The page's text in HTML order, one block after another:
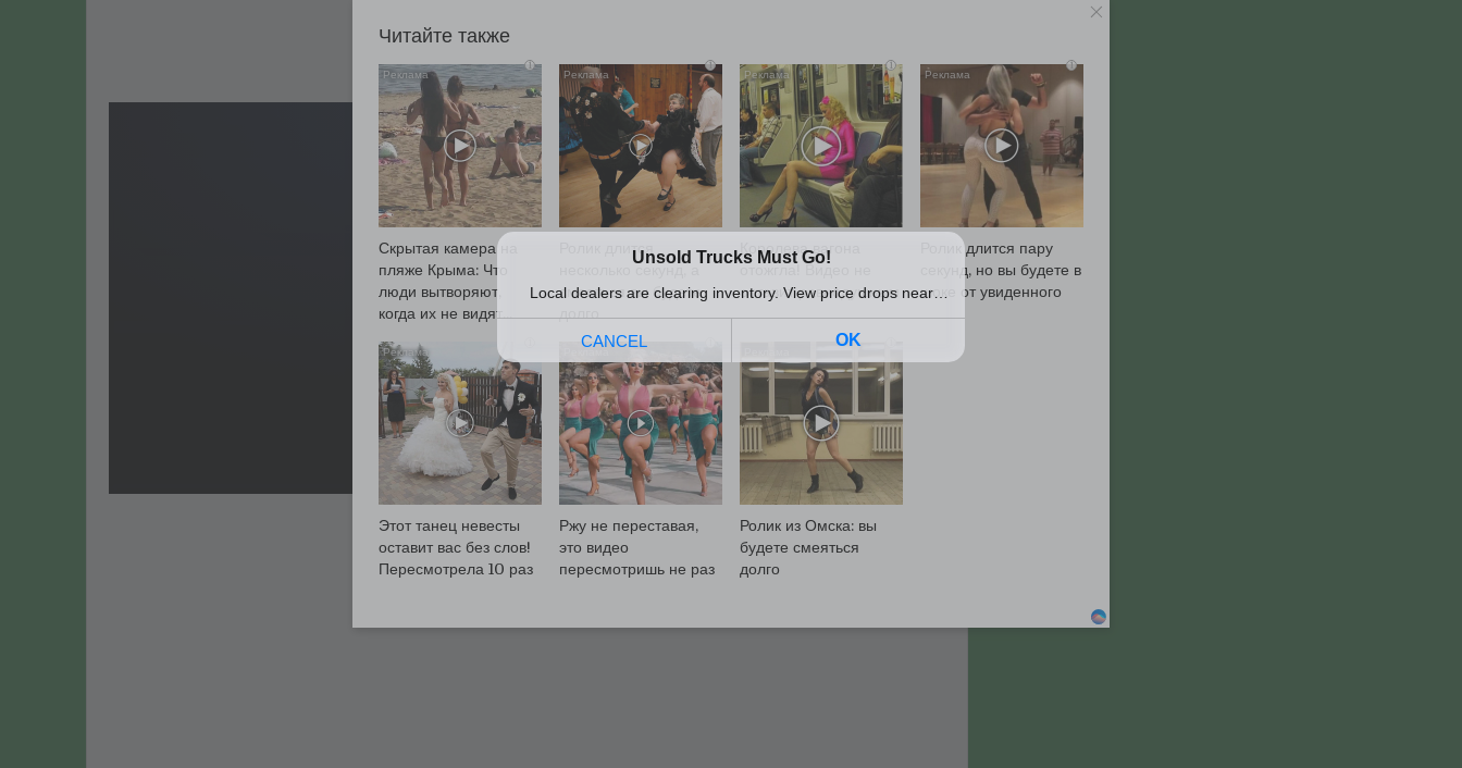
Читайте также
i
Скрытая камера на
пляже Крыма: Что
люди вытворяют,
когда их не видят...
i
Ролик длится
смеяться вы будете
долго
i
Королева вагона
оставит равнодушным
i
Ролик длится пару
секунд, но вы будете в
шоке от увиденного
Этот танец невесты
оставит вас без слов!
Пересмотрела 10 раз
Ржу не переставая,
это видео
пересмотришь не раз
Ролик из Омска: вы
будете смеяться
долго